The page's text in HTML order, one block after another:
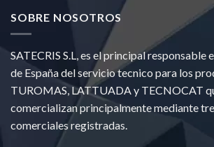
SOBRE NOSOTROS
SATECRIS S.L, es el principal responsable
de España del servicio tecnico para los
TUROMAS, LATTUADA y TECNOCAT
comercializan principalmente mediante
comerciales registradas.